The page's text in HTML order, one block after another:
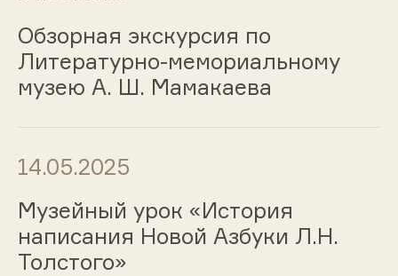
Обзорная экскурсия по
Литературно-мемориальному
музею А. Ш. Мамакаева
14.05.2025
Музейный урок «История
написания Новой Азбуки Л.Н.
Толстого»